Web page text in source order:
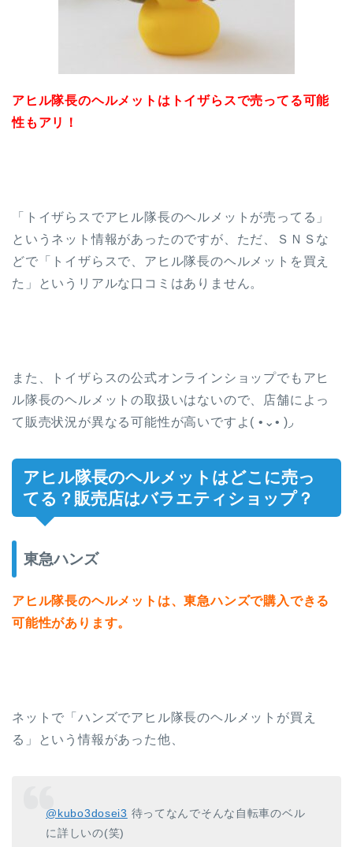
アヒル隊長のヘルメットはトイザらスで売ってる可能
性もアリ！
「トイザらスでアヒル隊長のヘルメットが売ってる」
というネット情報があったのですが、ただ、ＳＮＳな
どで「トイザらスで、アヒル隊長のヘルメットを買え
た」というリアルな口コミはありません。
また、トイザらスの公式オンラインショップでもアヒ
ル隊長のヘルメットの取扱いはないので、店舗によっ
て販売状況が異なる可能性が高いですよ( •⌄• )◞
アヒル隊長のヘルメットはどこに売っ
てる？販売店はバラエティショップ？
東急ハンズ
アヒル隊長のヘルメットは、東急ハンズで購入できる
可能性があります。
ネットで「ハンズでアヒル隊長のヘルメットが買え
る」という情報があった他、
@kubo3dosei3 待ってなんでそんな自転車のベル
に詳しいの(笑)